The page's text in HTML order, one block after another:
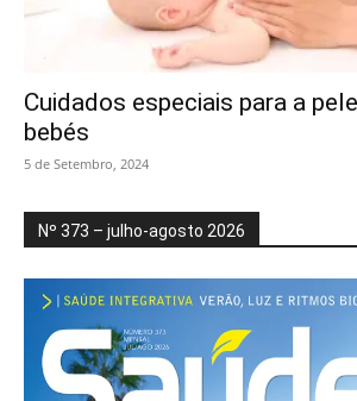
Cuidados especiais para a
bebés
5 de Setembro, 2024
Nº 373 – julho-agosto 2026